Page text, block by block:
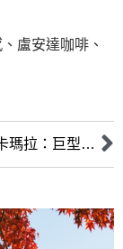
、 盧安達咖啡 、
薩爾瓦多帕卡瑪拉：巨型咖啡豆的風味傳奇與產區故事